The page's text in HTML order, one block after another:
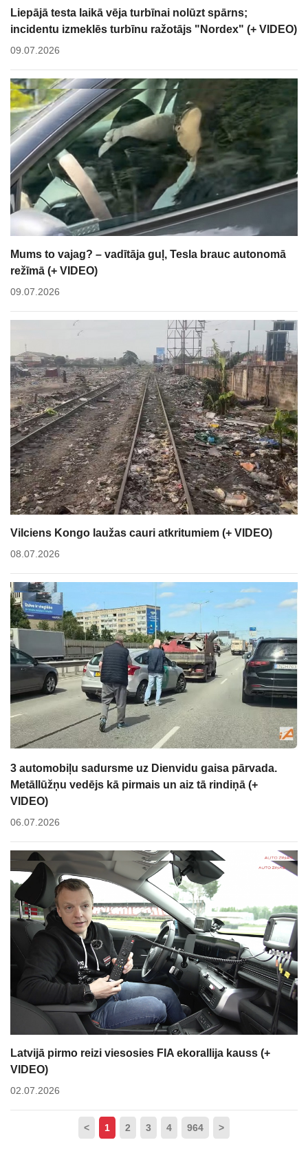
Liepājā testa laikā vēja turbīnai nolūzt spārns;
incidentu izmeklēs turbīnu ražotājs "Nordex" (+ VIDEO)
09.07.2026
Mums to vajag? – vadītāja guļ, Tesla brauc autonomā
režīmā (+ VIDEO)
09.07.2026
Vilciens Kongo laužas cauri atkritumiem (+ VIDEO)
08.07.2026
3 automobiļu sadursme uz Dienvidu gaisa pārvada.
Metāllūžņu vedējs kā pirmais un aiz tā rindiņā (+
VIDEO)
06.07.2026
Latvijā pirmo reizi viesosies FIA ekorallija kauss (+
VIDEO)
02.07.2026
< 1 2 3 4 964 >